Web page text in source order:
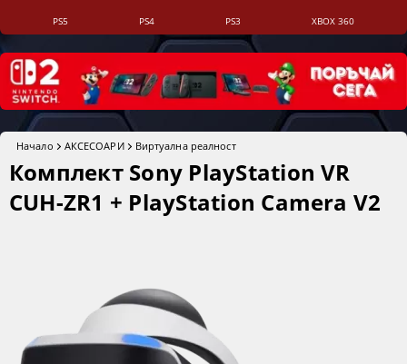
PS5 PS4 PS3 XBOX 360
Начало АКСЕСОАРИ Виртуална реалност
Комплект Sony PlayStation VR
CUH-ZR1 + PlayStation Camera V2